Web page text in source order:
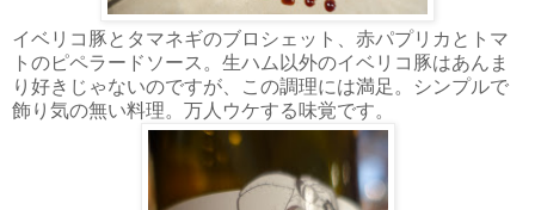
イベリコ豚とタマネギのブロシェット、赤パプリカとトマ
トのピペラードソース。生ハム以外のイベリコ豚はあんま
り好きじゃないのですが、この調理には満足。シンプルで
飾り気の無い料理。万人ウケする味覚です。